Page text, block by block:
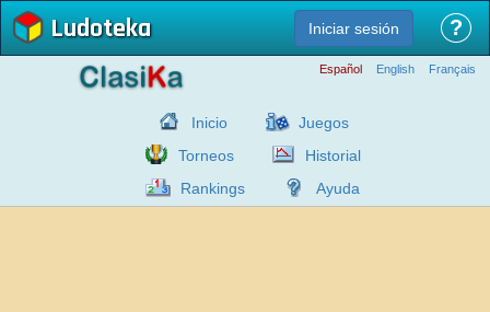
Ludoteka Iniciar sesión ?
Español English Français
Inicio
Juegos
Torneos
Historial
Rankings
Ayuda